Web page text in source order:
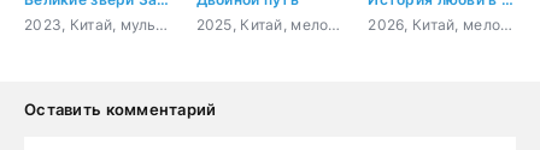
2023, Китай, мультфильм, фэнтези, приключения, комедия, семейный
2025, Китай, мелодрама, боевик
2026, Китай, мелодрама, драма
Оставить комментарий